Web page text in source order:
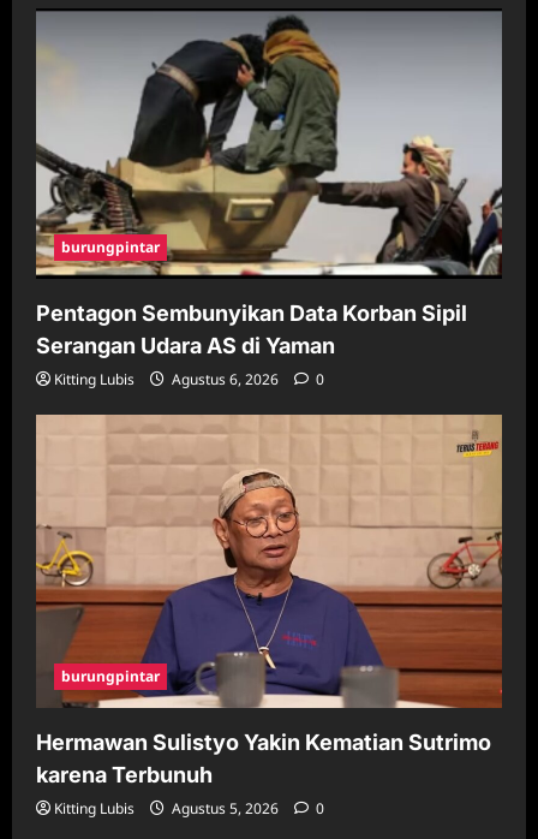
burungpintar
Pentagon Sembunyikan Data Korban Sipil
Serangan Udara AS di Yaman
Kitting Lubis Agustus 6, 2026 0
burungpintar
Hermawan Sulistyo Yakin Kematian Sutrimo
karena Terbunuh
Kitting Lubis Agustus 5, 2026 0